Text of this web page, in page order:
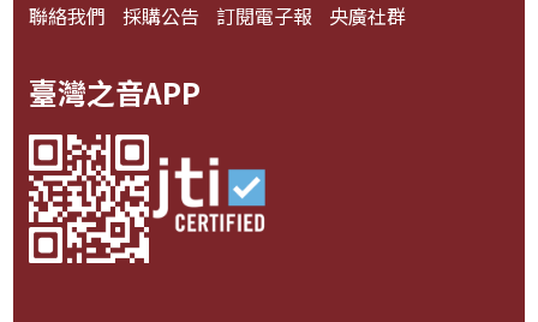
聯絡我們 採購公告 訂閱電子報 央廣社群
臺灣之音APP